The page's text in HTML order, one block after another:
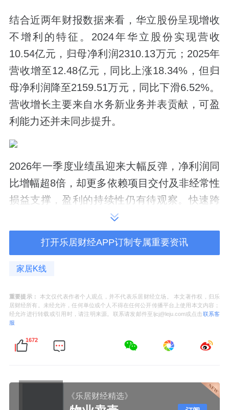
结合近两年财报数据来看，华立股份呈现增收
不增利的特征。2024年华立股份实现营收
10.54亿元，归母净利润2310.13万元；2025年
营收增至12.48亿元，同比上涨18.34%，但归
母净利润降至2159.51万元，同比下滑6.52%。
营收增长主要来自水务新业务并表贡献，可盈
利能力还并未同步提升。
2026年一季度业绩虽迎来大幅反弹，净利润同
比增幅超8倍，却更多依赖项目交付及非经常性
损益支撑，盈利的持续性仍有待观察。快速跨
界扩张之下，专业人才储备、财务风控体系的
短板，容易造成合规风险。
择背后的根源。华立股份由谭洪汝夫妇一手创
办，早年国内装饰封边复合材料市场长期被海
外品牌占据，二人深耕行业多年，钻研宽幅挤
出核心工艺，打破外资技术与市场垄断，一步
凭借稳定的产品品质与渠道优势，2017年华立
打开乐居财经APP订制专属重要资讯
家居K线
重要提示：
本文仅代表作者个人观点，并不代表乐居财经立场。 本文著作权，归乐
居财经所有。未经允许，任何单位或个人不得在任何公开传播平台上使用本文内容；
经允许进行转载或引用时，请注明来源。联系请发邮件至ljcj@leju.com或点击联系客
服
1672
《乐居财经精选》